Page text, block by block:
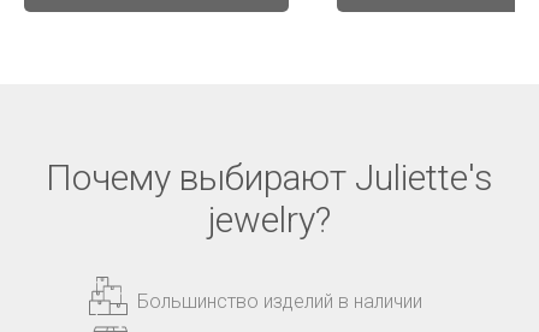
Почему выбирают Juliette's
jewelry?
Большинство изделий в наличии